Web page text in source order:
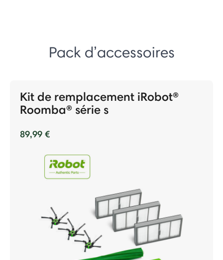
Pack d’accessoires
Kit de remplacement iRobot®
Roomba® série s
89,99 €